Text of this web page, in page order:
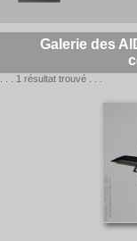
Galerie des
. . . 1 résultat trouvé . . .